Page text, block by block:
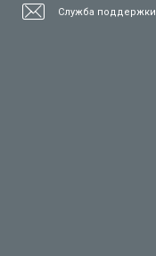
Служба поддержки